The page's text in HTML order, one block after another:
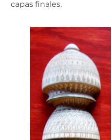
capas finales.